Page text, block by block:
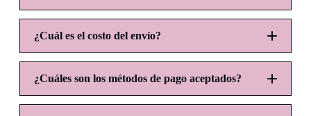
¿Cuál es el costo del envío?
¿Cuáles son los métodos de pago aceptados?